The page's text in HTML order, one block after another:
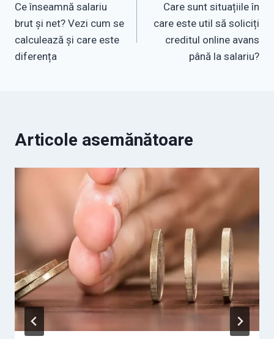
în
articole
Ce înseamnă salariu
brut și net? Vezi cum se
calculează și care este
diferența
Care sunt situațiile în
care este util să soliciți
creditul online avans
până la salariu?
Articole asemănătoare